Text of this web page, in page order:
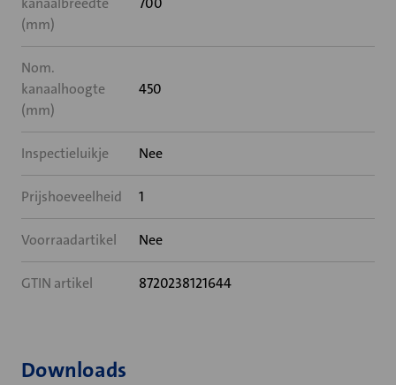
(mm)
Nom.
kanaalhoogte
(mm)
450
Inspectieluikje Nee
Prijshoeveelheid 1
Voorraadartikel Nee
GTIN artikel 8720238121644
Downloads